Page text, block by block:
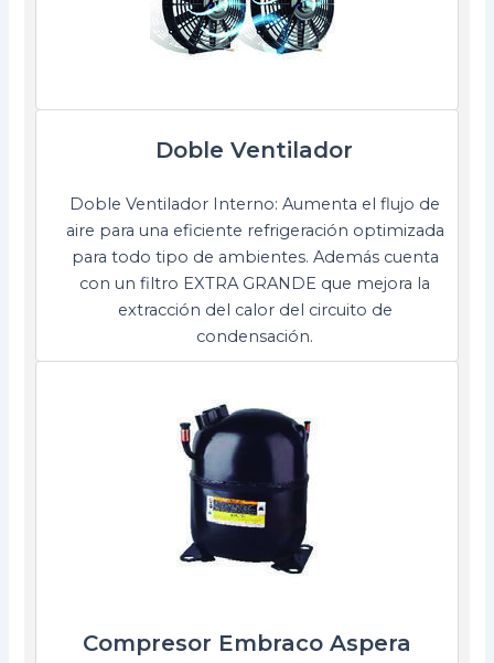
Doble Ventilador
Doble Ventilador Interno: Aumenta el flujo de
aire para una eficiente refrigeración optimizada
para todo tipo de ambientes. Además cuenta
con un filtro EXTRA GRANDE que mejora la
extracción del calor del circuito de
condensación.
Compresor Embraco Aspera